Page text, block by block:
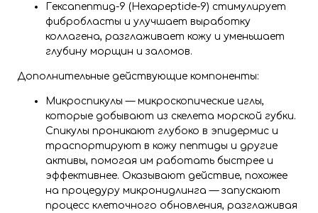
Гексапептид-9 (Hexapeptide-9) стимулирует
фибробласты и улучшает выработку
коллагена, разглаживает кожу и уменьшает
глубину морщин и заломов.
Дополнительные действующие компоненты:
Микроспикулы — микроскопические иглы,
которые добывают из скелета морской губки.
Спикулы проникают глубоко в эпидермис и
траспортируют в кожу пептиды и другие
активы, помогая им работать быстрее и
эффективнее. Оказывают действие, похожее
на процедуру микронидлинга — запускают
процесс клеточного обновления, разглаживая